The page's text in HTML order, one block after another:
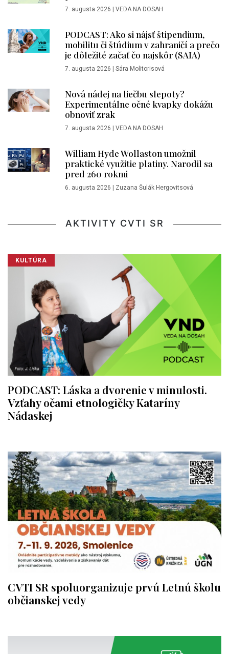
7. augusta 2026 VEDA NA DOSAH
PODCAST: Ako si nájsť štipendium,
mobilitu či štúdium v zahraničí a prečo
je dôležité začať čo najskôr (SAIA)
7. augusta 2026 Sára Molitorisová
Nová nádej na liečbu slepoty?
Experimentálne očné kvapky dokážu
obnoviť zrak
7. augusta 2026 VEDA NA DOSAH
William Hyde Wollaston umožnil
praktické využitie platiny. Narodil sa
pred 260 rokmi
6. augusta 2026 Zuzana Šulák Hergovitsová
AKTIVITY CVTI SR
KULTÚRA
PODCAST: Láska a dvorenie v minulosti.
Vzťahy očami etnologičky Kataríny
Nádaskej
CVTI SR spoluorganizuje prvú Letnú školu
občianskej vedy